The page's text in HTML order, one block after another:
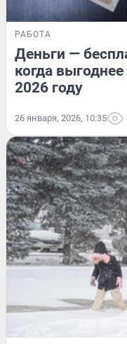
РАБОТА
Деньги —
когда
2026 году
26 января, 2026, 10:35